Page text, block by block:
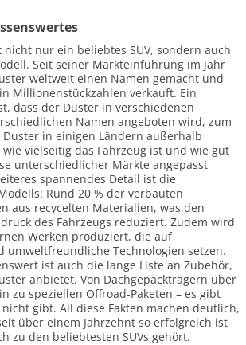
nicht nur ein beliebtes SUV, sondern auch
Seit seiner Markteinführung im Jahr
weltweit einen Namen gemacht und
Millionenstückzahlen verkauft. Ein
dass der Duster in verschiedenen
Namen angeboten wird, zum
Duster in einigen Ländern außerhalb
wie vielseitig das Fahrzeug ist und wie gut
unterschiedlicher Märkte angepasst
spannendes Detail ist die
Rund 20 % der verbauten
aus recycelten Materialien, was den
des Fahrzeugs reduziert. Zudem wird
Werken produziert, die auf
umweltfreundliche Technologien setzen.
ist auch die lange Liste an Zubehör,
anbietet. Von Dachgepäckträgern über
zu speziellen Offroad-Paketen – es gibt
nicht gibt. All diese Fakten machen deutlich,
über einem Jahrzehnt so erfolgreich ist
zu den beliebtesten SUVs gehört.